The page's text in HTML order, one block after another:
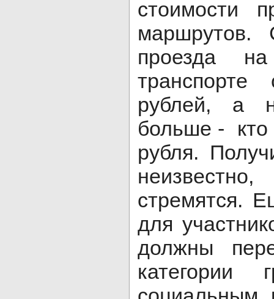
стоимости
маршрутов.
проезда
рублей, а
больше - кто
рубля.
стремятся.
для
должны